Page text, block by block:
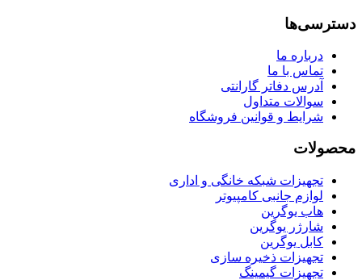
دسترسی‌ها
درباره ما
تماس با ما
آدرس دفاتر گارانتی
سوالات متداول
شرایط و قوانین فروشگاه
محصولات
تجهیزات شبکه خانگی و اداری
لوازم جانبی کامپیوتر
هاب یوگرین
شارژر یوگرین
کابل یوگرین
تجهیزات ذخیره سازی
تجهیزات گیمینگ